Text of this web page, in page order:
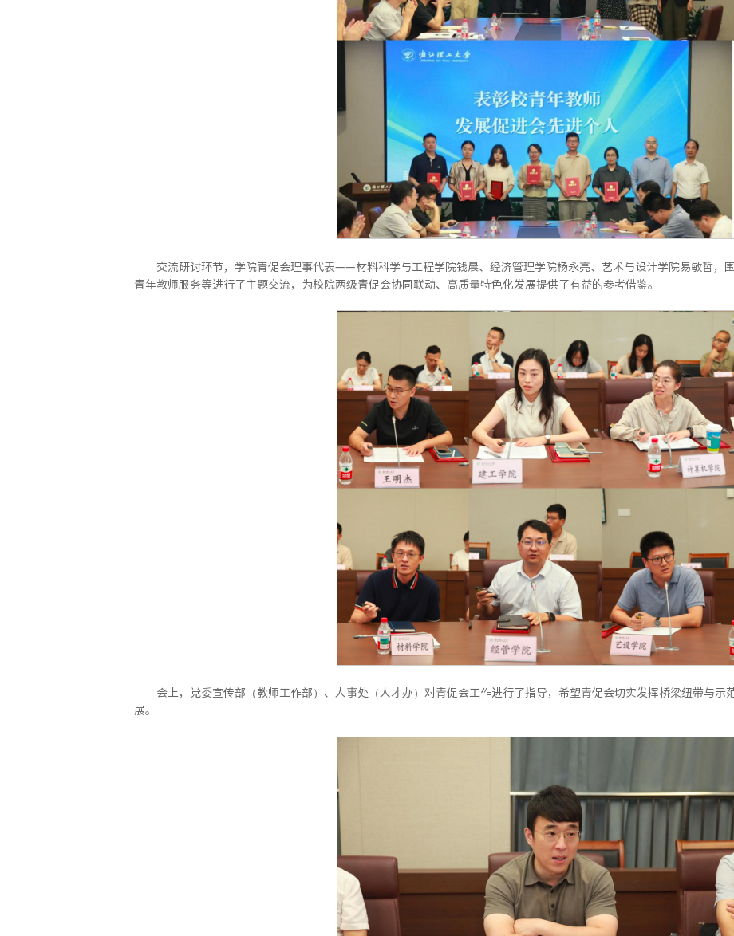
交流研讨环节，学院青促会理事代表——材料科学与工程学院钱晨、经济管理学院杨永亮、艺术与设计学院易敏哲，
青年教师服务等进行了主题交流，为校院两级青促会协同联动、高质量特色化发展提供了有益的参考借鉴。
会上，党委宣传部（教师工作部）、人事处（人才办）对青促会工作进行了指导，希望青促会切实发挥桥梁纽带与示
展。